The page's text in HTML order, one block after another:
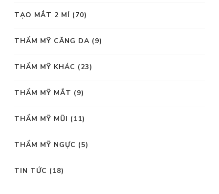
TẠO MẮT 2 MÍ (70)
THẨM MỸ CĂNG DA (9)
THẨM MỸ KHÁC (23)
THẨM MỸ MẮT (9)
THẨM MỸ MŨI (11)
THẨM MỸ NGỰC (5)
TIN TỨC (18)